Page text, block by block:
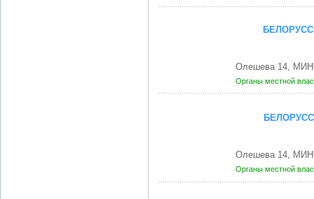
Олешева 14,
Органы местной
Олешева 14,
Органы местной